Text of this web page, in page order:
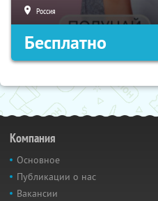
Россия
Бесплатно
Компания
Основное
Публикации о нас
Вакансии